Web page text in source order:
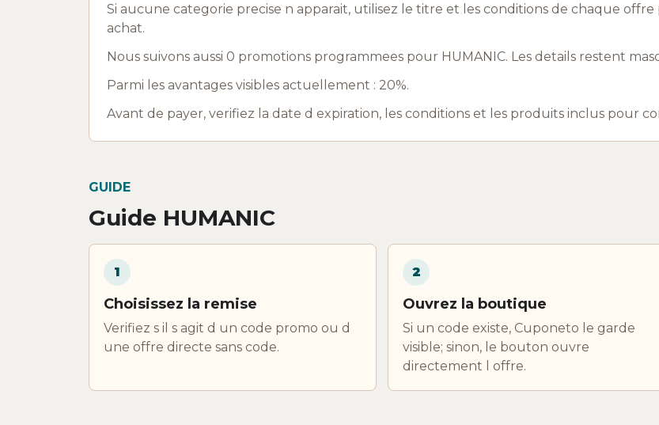
Si aucune categorie precise n apparait, utilisez le titre et les conditions de chaque
achat.
Nous suivons aussi 0 promotions programmees pour HUMANIC. Les details restent
Parmi les avantages visibles actuellement : 20%.
Avant de payer, verifiez la date d expiration, les conditions et les produits inclus pour
GUIDE
Guide HUMANIC
1
Choisissez la remise
Verifiez s il s agit d un code promo ou d
une offre directe sans code.
2
Ouvrez la boutique
Si un code existe, Cuponeto le garde
visible; sinon, le bouton ouvre
directement l offre.